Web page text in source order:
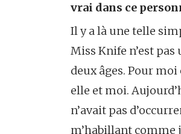
vrai dans ce
Il y a là une telle
Miss Knife n’est
deux âges. Pour
elle et moi.
n’avait pas
m’habillant comme